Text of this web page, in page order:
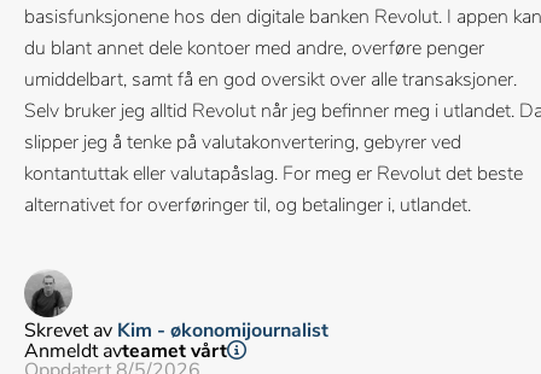
basisfunksjonene hos den digitale banken Revolut. I appen kan
du blant annet dele kontoer med andre, overføre penger
umiddelbart, samt få en god oversikt over alle transaksjoner.
Selv bruker jeg alltid Revolut når jeg befinner meg i utlandet.
slipper jeg å tenke på valutakonvertering, gebyrer ved
kontantuttak eller valutapåslag. For meg er Revolut det beste
alternativet for overføringer til, og betalinger i, utlandet.
Skrevet av Kim - økonomijournalist
Anmeldt avteamet vårt